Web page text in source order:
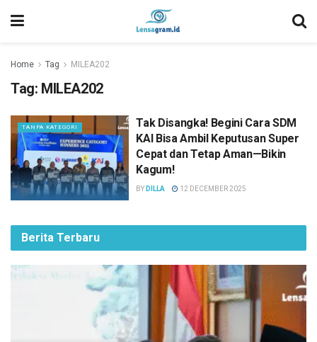
Home Tag MILEA202
Tag: MILEA202
TANPA KATEGORI
Tak Disangka! Begini Cara SDM
KAI Bisa Ambil Keputusan Super
Cepat dan Tetap Aman—Bikin
Kagum!
BY DILLA 12 DECEMBER 2025
Berita Terbaru